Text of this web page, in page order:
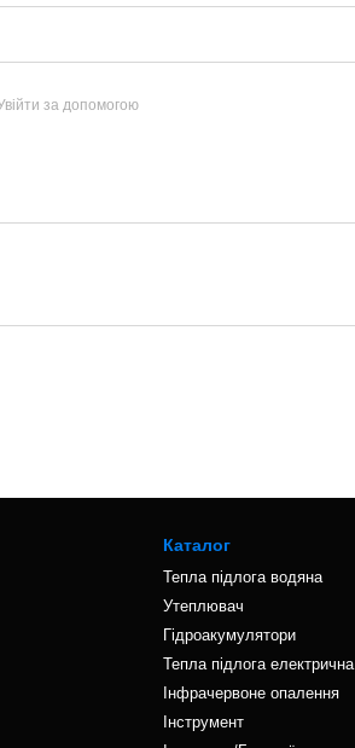
за допомогою
Каталог
Тепла підлога водяна
Утеплювач
Гідроакумулятори
Тепла підлога електрична
Інфрачервоне опалення
Інструмент